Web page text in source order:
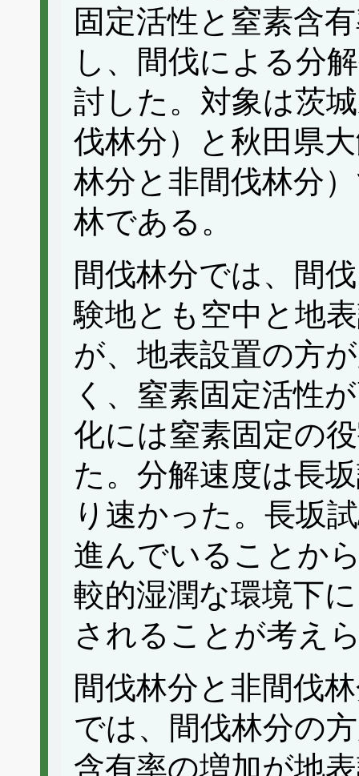
固定活性と窒素含
し、間伐による分
討した。対象は茨
伐林分）と秋田県
林分と非間伐林分
林である。
間伐林分では、間
験地とも空中と地
が、地表設置の方
く、窒素固定活性
化には窒素固定の
た。分解速度は長
り速かった。長坂
進んでいることか
較的湿潤な環境下
されることが考え
間伐林分と非間伐
では、間伐林分の
含有率の増加が地